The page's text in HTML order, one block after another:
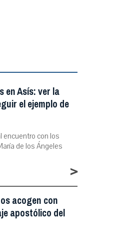
en Asís: ver la
el ejemplo de
encuentro con los
de los Ángeles
>
acogen con
apostólico del